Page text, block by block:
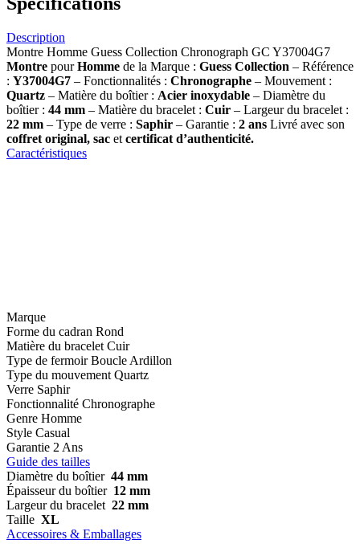
Description
Montre Homme Guess Collection Chronograph GC Y37004G7
Montre pourHomme de la Marque : Guess Collection – Référence
: Y37004G7 – Fonctionnalités : Chronographe – Mouvement :
Quartz – Matière du boîtier : Acier inoxydable – Diamètre du
boîtier : 44 mm – Matière du bracelet : Cuir – Largeur du bracelet :
22 mm – Type de verre : Saphir – Garantie : 2 ans Livré avec son
coffret original, sac et certificat d’authenticité.
Caractéristiques
Marque
Forme du cadran Rond
Matière du bracelet Cuir
Type de fermoir Boucle Ardillon
Type du mouvement Quartz
Verre Saphir
Fonctionnalité Chronographe
Genre Homme
Style Casual
Garantie 2 Ans
Guide des tailles
Diamètre du boîtier 44 mm
Épaisseur du boîtier 12 mm
Largeur du bracelet 22 mm
Taille XL
Accessoires & Emballages